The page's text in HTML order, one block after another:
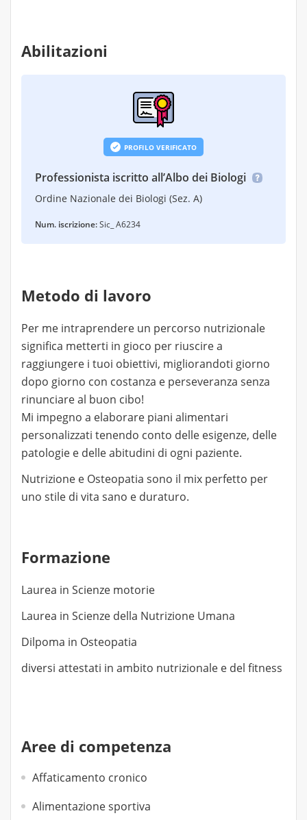
Abilitazioni
PROFILO VERIFICATO
Professionista iscritto all’Albo dei Biologi
Ordine Nazionale dei Biologi (Sez. A)
Num. iscrizione:Sic_ A6234
Metodo di lavoro
Per me intraprendere un percorso nutrizionale
significa metterti in gioco per riuscire a
raggiungere i tuoi obiettivi, migliorandoti giorno
dopo giorno con costanza e perseveranza senza
rinunciare al buon cibo!
Mi impegno a elaborare piani alimentari
personalizzati tenendo conto delle esigenze, delle
patologie e delle abitudini di ogni paziente.
Nutrizione e Osteopatia sono il mix perfetto per
uno stile di vita sano e duraturo.
Formazione
Laurea in Scienze motorie
Laurea in Scienze della Nutrizione Umana
Dilpoma in Osteopatia
diversi attestati in ambito nutrizionale e del fitness
Aree di competenza
Affaticamento cronico
Alimentazione sportiva